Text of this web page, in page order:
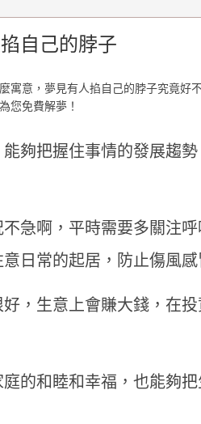
自己的脖子
寓意，夢見有人掐自己的脖子究竟好
您免費解夢！
夠把握住事情的發展趨
急啊，平時需要多關注
日常的起居，防止傷風
，生意上會賺大錢，在
的和睦和幸福，也能夠